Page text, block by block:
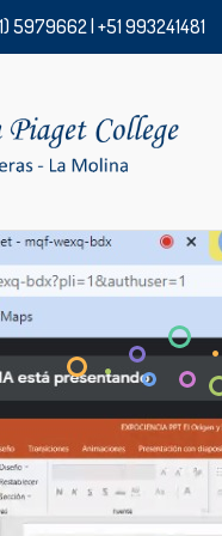
5979662 | +51 993241481